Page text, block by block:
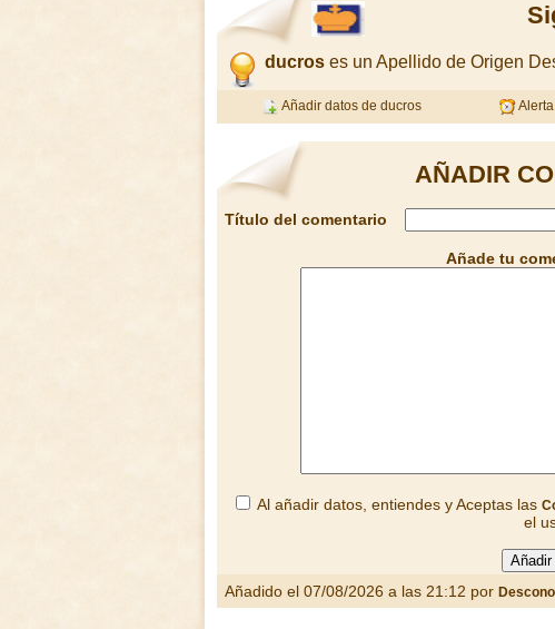
ducroses un Apellido de Origen
Añadir datos de ducros
AÑADIR
Título del comentario
Añade tu
Al añadir datos, entiendes y Aceptas las
el
Añadido el 07/08/2026 a las 21:12 por